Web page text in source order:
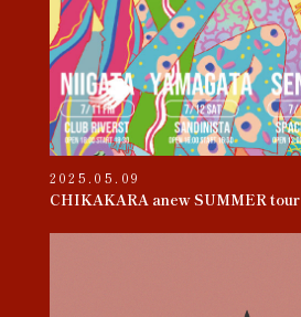
2025.05.09
CHIKAKARA anew SUMMER tour